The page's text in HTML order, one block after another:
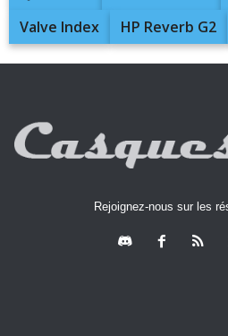
Valve Index
HP Reverb G2
Rejoignez-nous sur les